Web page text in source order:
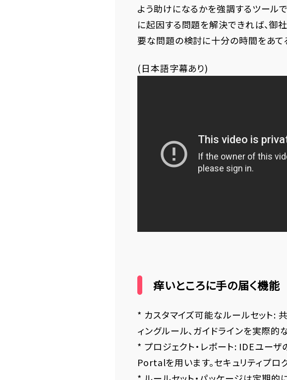
よう助けになるかを強調するツール
に起因する問題を解決できれば、御
要な問題の検討に十分の時間をあて
(日本語字幕あり)
痒いところに手の届く機能
* カスタマイズ可能なルールセット:
ィングルール、ガイドラインを実際的
* プロジェクト・レポート: IDEユー
Portalを用います。セキュリティプロ